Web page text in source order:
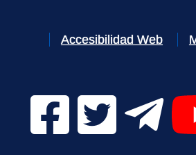
Accesibilidad Web
Facebook Digital UVa
Twitter Digital